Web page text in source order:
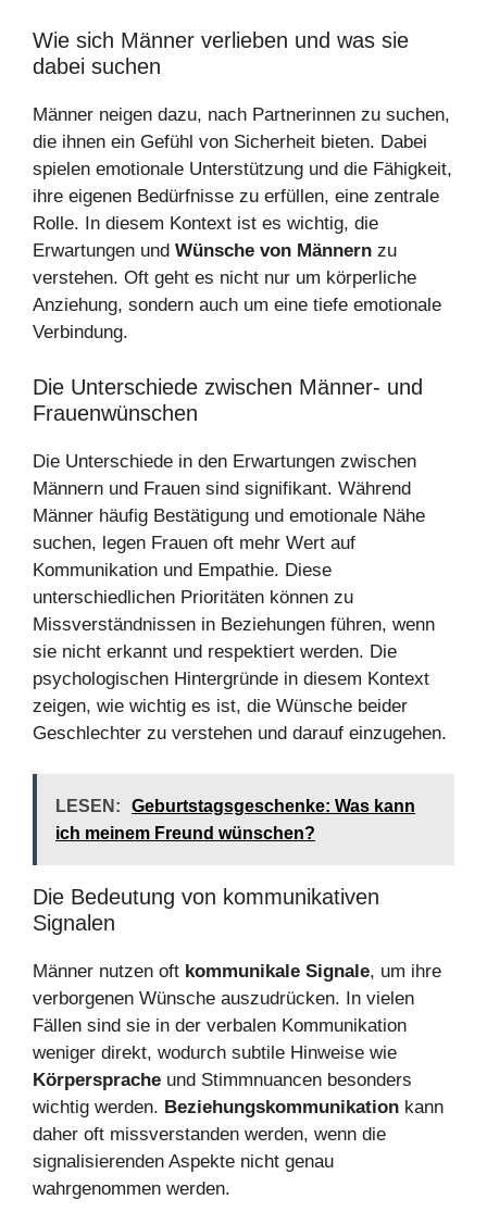
Wie sich Männer verlieben und was sie
dabei suchen
Männer neigen dazu, nach Partnerinnen zu suchen,
die ihnen ein Gefühl von Sicherheit bieten. Dabei
spielen emotionale Unterstützung und die Fähigkeit,
ihre eigenen Bedürfnisse zu erfüllen, eine zentrale
Rolle. In diesem Kontext ist es wichtig, die
Erwartungen und Wünsche von Männern zu
verstehen. Oft geht es nicht nur um körperliche
Anziehung, sondern auch um eine tiefe emotionale
Verbindung.
Die Unterschiede zwischen Männer- und
Frauenwünschen
Die Unterschiede in den Erwartungen zwischen
Männern und Frauen sind signifikant. Während
Männer häufig Bestätigung und emotionale Nähe
suchen, legen Frauen oft mehr Wert auf
Kommunikation und Empathie. Diese
unterschiedlichen Prioritäten können zu
Missverständnissen in Beziehungen führen, wenn
sie nicht erkannt und respektiert werden. Die
psychologischen Hintergründe in diesem Kontext
zeigen, wie wichtig es ist, die Wünsche beider
Geschlechter zu verstehen und darauf einzugehen.
LESEN:
Geburtstagsgeschenke: Was kann
ich meinem Freund wünschen?
Die Bedeutung von kommunikativen
Signalen
Männer nutzen oft kommunikale Signale, um ihre
verborgenen Wünsche auszudrücken. In vielen
Fällen sind sie in der verbalen Kommunikation
weniger direkt, wodurch subtile Hinweise wie
Körpersprache und Stimmnuancen besonders
wichtig werden. Beziehungskommunikation kann
daher oft missverstanden werden, wenn die
signalisierenden Aspekte nicht genau
wahrgenommen werden.